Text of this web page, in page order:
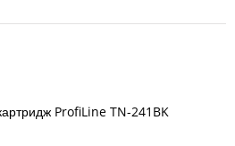
ProfiLine TN-241BK